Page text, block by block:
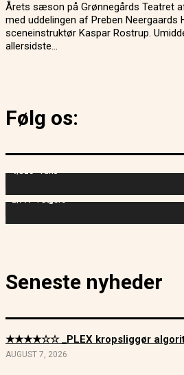
Årets sæson på Grønnegårds Teatret
med uddelingen af Preben Neergaards
sceneinstruktør Kaspar Rostrup. Umiddelbart efter sommerens
allersidste...
Følg os:
4,829 Fans
2,714 Følgere
Seneste nyheder
★★★★☆☆ _PLEX kropsliggør
AUGUST 7, 2026